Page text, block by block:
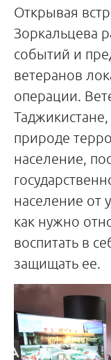
Открывая
Зоркальцева
событий и
ветеранов
операции.
природе
население,
население от
как нужно
воспитать в
защищать ее.